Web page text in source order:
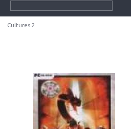
Cultures 2